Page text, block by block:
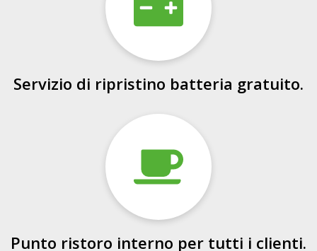
Servizio di ripristino batteria gratuito.
Punto ristoro interno per tutti i clienti.